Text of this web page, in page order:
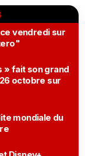
vendredi sur
» fait son grand
octobre sur
mondiale du